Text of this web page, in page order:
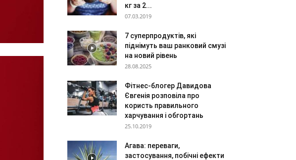
кг за 2...
07.03.2019
7 суперпродуктів, які
піднімуть ваш ранковий смузі
на новий рівень
28.08.2025
Фітнес-блогер Давидова
Євгенія розповіла про
користь правильного
харчування і обгортань
25.10.2019
Агава: переваги,
застосування, побічні ефекти